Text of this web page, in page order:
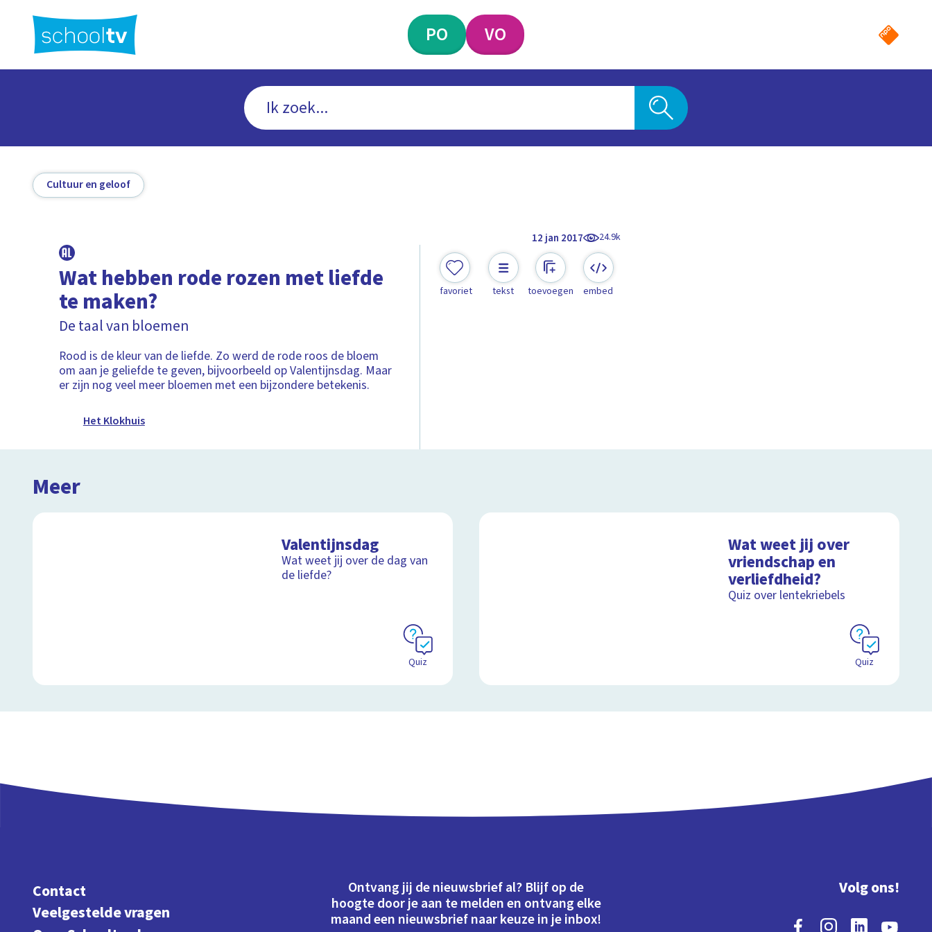
hoofdinhoud
PO VO
Cultuur en geloof
12 jan 2017 24.9k
Wat hebben rode rozen met liefde
te maken?
De taal van bloemen
Rood is de kleur van de liefde. Zo werd de rode roos de bloem
om aan je geliefde te geven, bijvoorbeeld op Valentijnsdag. Maar
er zijn nog veel meer bloemen met een bijzondere betekenis.
Het Klokhuis
favoriet tekst toevoegen embed
Meer
Valentijnsdag
Wat weet jij over de dag van
de liefde?
Quiz
Wat weet jij over
vriendschap en
verliefdheid?
Quiz over lentekriebels
Quiz
Contact
Veelgestelde vragen
Ontvang jij de nieuwsbrief al? Blijf op de
hoogte door je aan te melden en ontvang elke
maand een nieuwsbrief naar keuze in je inbox!
Volg ons!